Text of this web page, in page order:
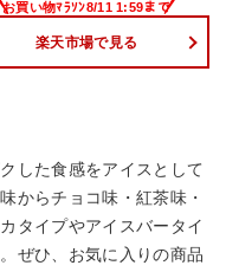
楽天市場で見る
した食感をアイスとして
からチョコ味・紅茶味・
タイプやアイスバータイ
ぜひ、お気に入りの商品